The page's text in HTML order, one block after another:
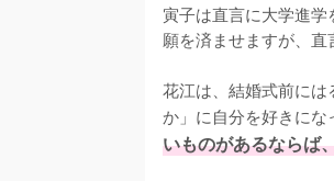
寅子は直言に大学進
願を済ませますが、直
花江は、結婚式前に
か」に自分を好きに
いものがあるならば